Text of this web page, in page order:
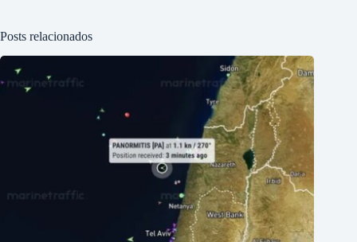
Posts relacionados